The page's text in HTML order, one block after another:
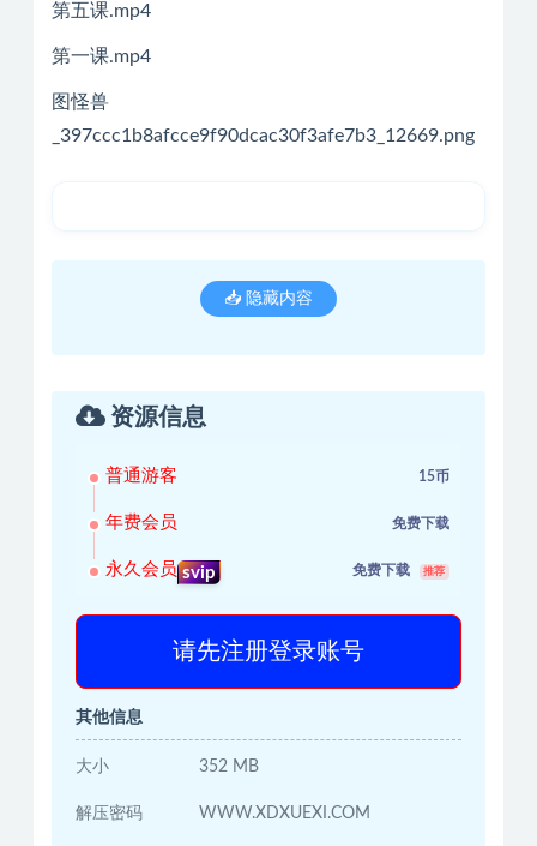
第五课.mp4
第一课.mp4
图怪兽
_397ccc1b8afcce9f90dcac30f3afe7b3_12669.png
📥 隐藏内容
资源信息
普通游客 15币
年费会员 免费下载
永久会员 svip 免费下载 推荐
请先注册登录账号
其他信息
大小 352 MB
解压密码 WWW.XDXUEXI.COM